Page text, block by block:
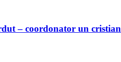
– coordonator un cristian